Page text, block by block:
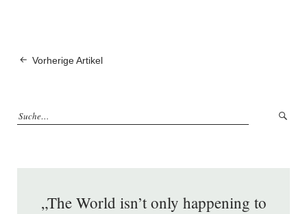
Vorherige Artikel
„The World isn’t only happening to